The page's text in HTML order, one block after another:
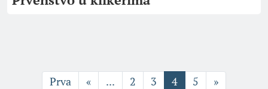
Prva « ... 2 3 4 5 »